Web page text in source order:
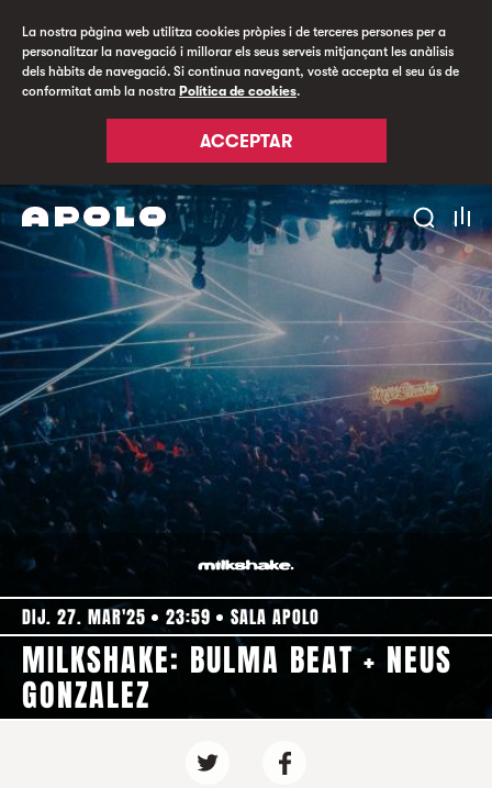
La nostra pàgina web utilitza cookies pròpies i de terceres persones per a
personalitzar la navegació i millorar els seus serveis mitjançant les anàlisis
dels hàbits de navegació. Si continua navegant, vostè accepta el seu ús de
conformitat amb la nostra Política de cookies.
ACCEPTAR
DIJ. 27. MAR'25 23:59 SALA APOLO
MILKSHAKE: BULMA BEAT + NEUS
GONZALEZ